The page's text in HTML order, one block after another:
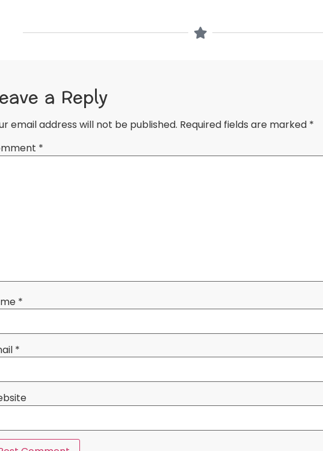
a Reply
email address will not be published. Required fields are marked *
*
*
*